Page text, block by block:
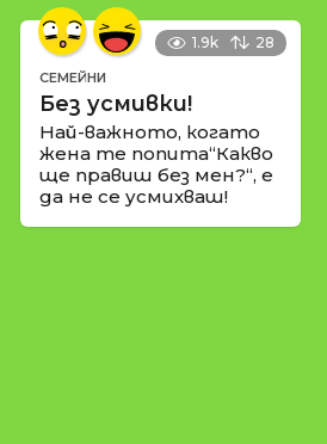
1.9k 28
СЕМЕЙНИ
Без усмивки!
Най-важното, когато
жена те попита“Какво
ще правиш без мен?“, е
да не се усмихваш!